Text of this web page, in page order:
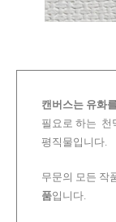
캔버스는 유화
필요로 하는 천
평직물입니다.
무문의 모든 작
품입니다.